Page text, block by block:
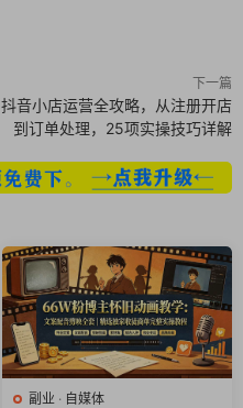
下一篇
抖音小店运营全攻略，从注册开店
到订单处理，25项实操技巧详解
副业 · 自媒体